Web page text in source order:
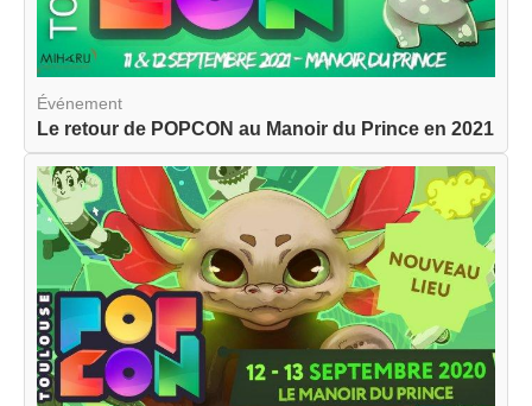
Événement
Le retour de POPCON au Manoir du Prince en 2021